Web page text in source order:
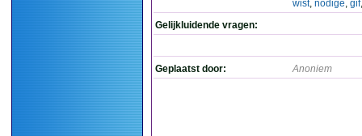
wist, nodige, gif
Gelijkluidende vragen:
Geplaatst door: Anoniem